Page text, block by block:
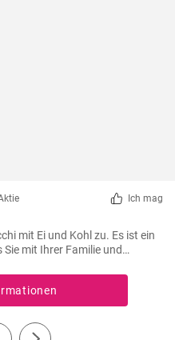
Ich mag
mit Ei und Kohl zu. Es ist ein
mit Ihrer Familie und